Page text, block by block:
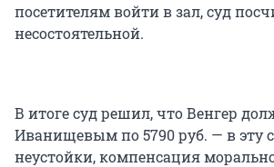
посетителям войти в зал, суд
несостоятельной.
В итоге суд решил, что Венгер
Иванищевым по 5790 руб. — в эту
неустойки, компенсация